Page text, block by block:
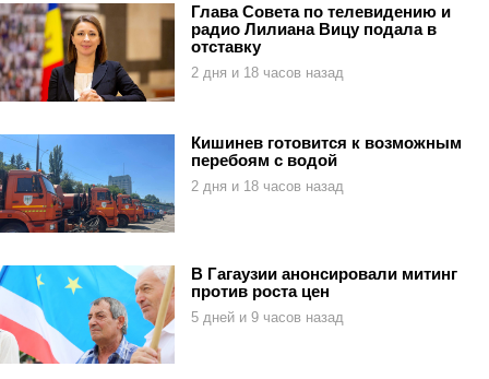
Глава Совета по телевидению и
радио Лилиана Вицу подала в
отставку
2 дня и 18 часов назад
Кишинев готовится к возможным
перебоям с водой
2 дня и 18 часов назад
В Гагаузии анонсировали митинг
против роста цен
5 дней и 9 часов назад